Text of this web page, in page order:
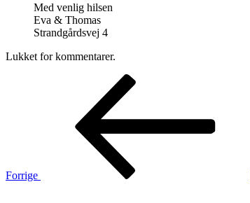
Med venlig hilsen
Eva & Thomas
Strandgårdsvej 4
Lukket for kommentarer.
Indlægsnavigation
Forrige